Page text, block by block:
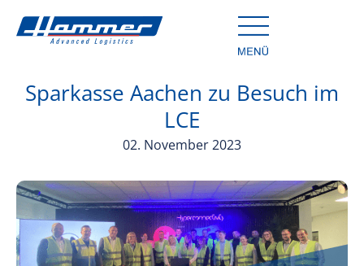
Sparkasse Aachen zu Besuch im
LCE
02. November 2023